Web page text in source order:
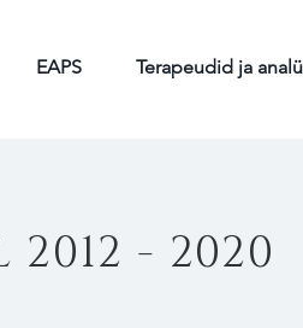
EAPS Terapeudid ja
- 2020